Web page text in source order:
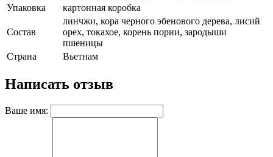
Упаковка
картонная коробка
Состав
линчжи, кора черного эбенового дерева, лисий
орех, токахое, корень пории, зародыши
пшеницы
Страна
Вьетнам
Написать отзыв
Ваше имя: